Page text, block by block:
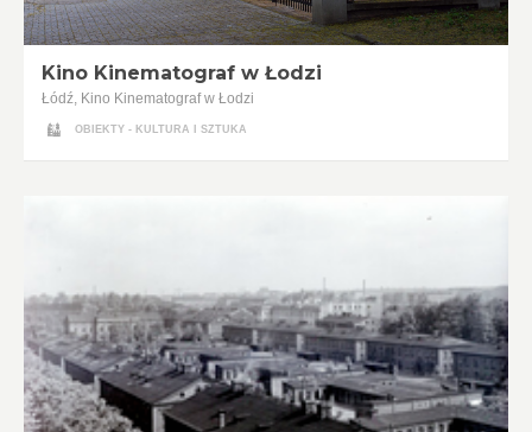
Kino Kinematograf w Łodzi
Łódź, Kino Kinematograf w Łodzi
OBIEKTY - KULTURA I SZTUKA